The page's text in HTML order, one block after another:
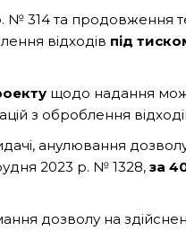
№ 314 та продовження
відходів під
щодо надання
з оброблення
анулювання
2023 р. № 1328, за
дозволу на